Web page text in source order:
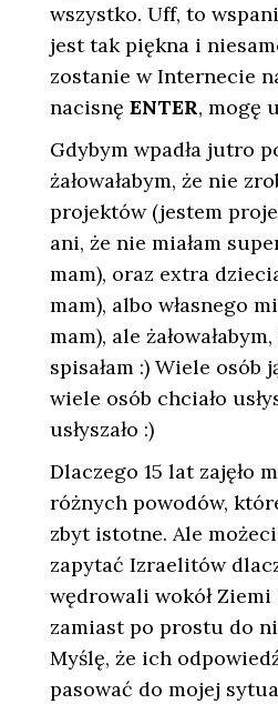
wszystko. Uff, to
jest tak piękna i
zostanie w Internecie
nacisnę ENTER, mogę
Gdybym wpadła jutro
żałowałabym, że nie
projektów (jestem
ani, że nie miałam
mam), oraz extra
mam), albo własnego
mam), ale
spisałam :) Wiele osób
wiele osób chciało
usłyszało :)
Dlaczego 15 lat zajęło
różnych powodów,
zbyt istotne. Ale
zapytać Izraelitów
wędrowali wokół Ziemi
zamiast po prostu do
Myślę, że ich
pasować do mojej